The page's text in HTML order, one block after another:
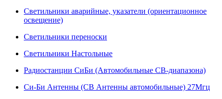
Светильники аварийные, указатели (ориентационное
освещение)
Светильники переноски
Светильники Настольные
Радиостанции СиБи (Автомобильные СВ-диапазона)
Си-Би Антенны (СВ Антенны автомобильные) 27Мгц